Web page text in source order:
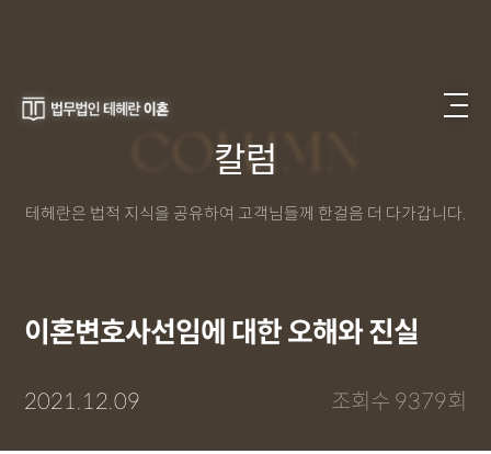
COLUMN
칼럼
테헤란은 법적 지식을 공유하여 고객님들께 한걸음 더 다가갑니다.
이혼변호사선임에 대한 오해와 진실
2021.12.09 조회수 9379회